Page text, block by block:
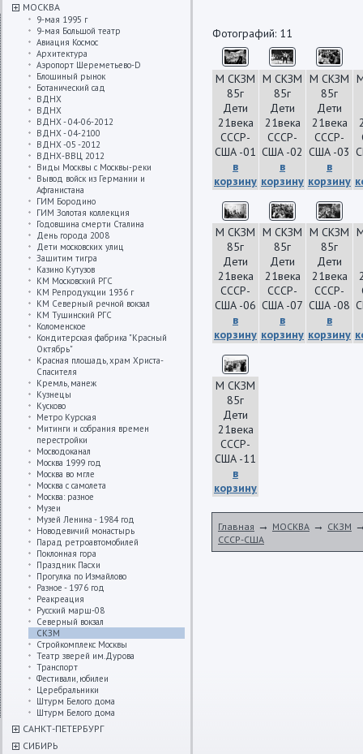
МОСКВА
9-мая 1995 г
9-мая Большой театр
Авиация Космос
Архитектура
Аэропорт Шереметьево-D
Блошиный рынок
Ботанический сад
ВДНХ
ВДНХ
ВДНХ - 04-06-2012
ВДНХ - 04-2100
ВДНХ -05 -2012
ВДНХ-ВВЦ 2012
Виды Москвы с Москвы-реки
Вывод войск из Германии и
Афганистана
ГИМ Бородино
ГИМ Золотая коллекция
Годовщина смерти Сталина
День города 2008
Дети московских улиц
Защитим тигра
Казино Кутузов
КМ Московский РГС
КМ Репродукции 1936 г
КМ Северный речной вокзал
КМ Тушинский РГС
Коломенское
Кондитерская фабрика "Красный
Октябрь"
Красная площадь, храм Христа-
Спасителя
Кремль, манеж
Кузнецы
Кусково
Метро Курская
Митинги и собрания времен
перестройки
Мосводоканал
Москва 1999 год
Москва во мгле
Москва с самолета
Москва: разное
Музеи
Музей Ленина - 1984 год
Новодевичий монастырь
Парад ретроавтомобилей
Поклонная гора
Праздник Пасхи
Прогулка по Измайлово
Разное - 1976 год
Реакреация
Русский марш-08
Северный вокзал
СКЗМ
Стройкомплекс Москвы
Театр зверей им.Дурова
Транспорт
Фестивали, юбилеи
Церебральники
Штурм Белого дома
Штурм Белого дома
САНКТ-ПЕТЕРБУРГ
СИБИРЬ
Фотографий: 11
М СКЗМ
85г
Дети
21века
СССР-
США -01
в
корзину
М СКЗМ
85г
Дети
21века
СССР-
США -02
в
корзину
М СКЗМ
85г
Дети
21века
СССР-
США -03
в
корзину
М СКЗМ
85г
Дети
21века
СССР-
США -06
в
корзину
М СКЗМ
85г
Дети
21века
СССР-
США -07
в
корзину
М СКЗМ
85г
Дети
21века
СССР-
США -08
в
корзину
М СКЗМ
85г
Дети
21века
СССР-
США -11
в
корзину
Главная → МОСКВА → СКЗМ
СССР-США